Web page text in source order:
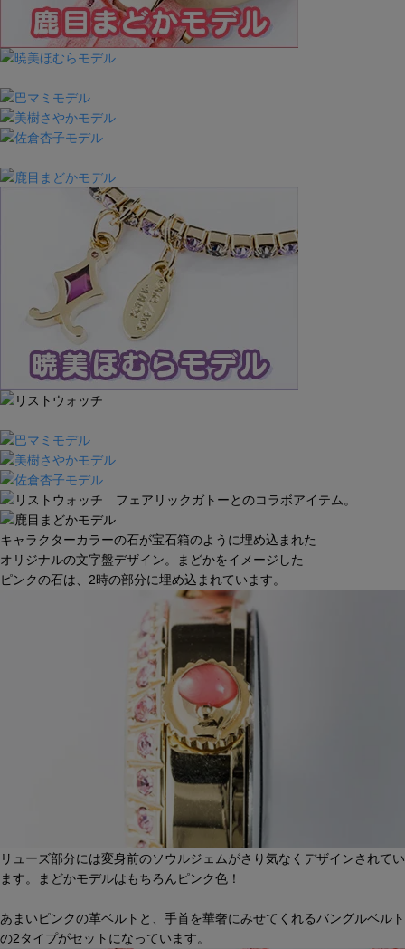
キャラクターカラーの石が宝石箱のように埋め込まれた
オリジナルの文字盤デザイン。まどかをイメージした
ピンクの石は、2時の部分に埋め込まれています。
リューズ部分には変身前のソウルジェムがさり気なくデザインされてい
ます。まどかモデルはもちろんピンク色！
あまいピンクの革ベルトと、手首を華奢にみせてくれるバングルベルト
の2タイプがセットになっています。